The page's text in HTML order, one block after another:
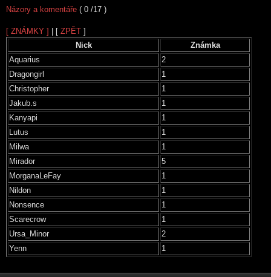
Názory a komentáře ( 0 /17 )
[ ZNÁMKY ] | [ ZPĚT ]
Nick
Známka
Aquarius
2
Dragongirl
1
Christopher
1
Jakub.s
1
Kanyapi
1
Lutus
1
Milwa
1
Mirador
5
MorganaLeFay
1
Nildon
1
Nonsence
1
Scarecrow
1
Ursa_Minor
2
Yenn
1